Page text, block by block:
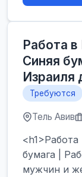
Работа
Синяя
Израиля
Требуются
Тель Авив
бумага |
мужчин и